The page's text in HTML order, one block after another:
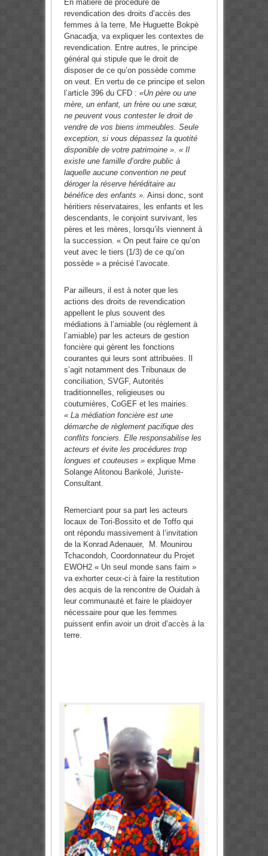
En matière de procédure de
revendication des droits d’accès des
femmes à la terre, Me Huguette Bokpè
Gnacadja, va expliquer les contextes de
revendication. Entre autres, le principe
général qui stipule que le droit de
disposer de ce qu’on possède comme
on veut. En vertu de ce principe et selon
l’article 396 du CFD : «Un père ou une
mère, un enfant, un frère ou une sœur,
ne peuvent vous contester le droit de
vendre de vos biens immeubles. Seule
exception, si vous dépassez la quotité
disponible de votre patrimoine ». « Il
existe une famille d’ordre public à
laquelle aucune convention ne peut
déroger la réserve héréditaire au
bénéfice des enfants ». Ainsi donc, sont
héritiers réservataires, les enfants et les
descendants, le conjoint survivant, les
pères et les mères, lorsqu’ils viennent à
la succession. « On peut faire ce qu’on
veut avec le tiers (1/3) de ce qu’on
possède » a précisé l’avocate.
Par ailleurs, il est à noter que les
actions des droits de revendication
appellent le plus souvent des
médiations à l’amiable (ou règlement à
l’amiable) par les acteurs de gestion
foncière qui gèrent les fonctions
courantes qui leurs sont attribuées. Il
s’agit notamment des Tribunaux de
conciliation, SVGF, Autorités
traditionnelles, religieuses ou
coutumières, CoGEF et les mairies.
« La médiation foncière est une
démarche de règlement pacifique des
conflits fonciers. Elle responsabilise les
acteurs et évite les procédures trop
longues et couteuses »explique Mme
Solange Alitonou Bankolé, Juriste-
Consultant.
Remerciant pour sa part les acteurs
locaux de Tori-Bossito et de Toffo qui
ont répondu massivement à l’invitation
de la Konrad Adenauer, M. Mounirou
Tchacondoh, Coordonnateur du Projet
EWOH2 « Un seul monde sans faim »
va exhorter ceux-ci à faire la restitution
des acquis de la rencontre de Ouidah à
leur communauté et faire le plaidoyer
nécessaire pour que les femmes
puissent enfin avoir un droit d’accès à la
terre.